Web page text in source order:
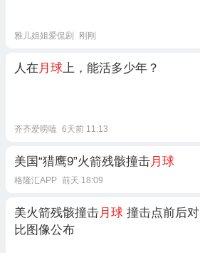
雅儿姐姐爱侃剧 刚刚
人在 月球上，能活多少年？
齐齐爱唠嗑 6天前 11:13
美国“猎鹰9”火箭残骸撞击月球
格隆汇APP 前天 18:09
美火箭残骸撞击月球 撞击点前后对
比图像公布